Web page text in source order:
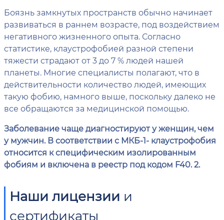
Боязнь замкнутых пространств обычно начинает
развиваться в раннем возрасте, под воздействием
негативного жизненного опыта. Согласно
статистике, клаустрофобией разной степени
тяжести страдают от 3 до 7 % людей нашей
планеты. Многие специалисты полагают, что в
действительности количество людей, имеющих
такую фобию, намного выше, поскольку далеко не
все обращаются за медицинской помощью.
Заболевание чаще диагностируют у женщин, чем
у мужчин. В соответствии с МКБ-1- клаустрофобия
относится к специфическим изолированным
фобиям и включена в реестр под кодом F40. 2.
Наши лицензии и
сертификаты